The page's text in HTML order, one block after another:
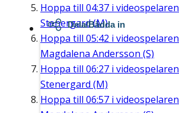
Hoppa till 04:37 i videospelaren
Stenergard (M)
Hoppa till 05:42 i videospelaren
Magdalena Andersson (S)
Hoppa till 06:27 i videospelaren
Stenergard (M)
Hoppa till 06:57 i videospelaren
Dela/Bädda in